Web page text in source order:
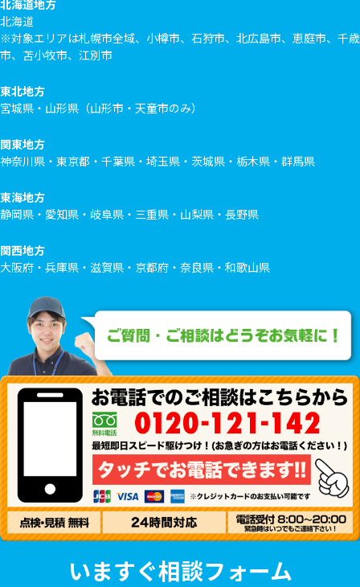
北海道地方
北海道
※対象エリアは札幌市全域、小樽市、石狩市、北広島市、恵庭市、千歳
市、苫小牧市、江別市
東北地方
宮城県・山形県（山形市・天童市のみ）
関東地方
神奈川県・東京都・千葉県・埼玉県・茨城県・栃木県・群馬県
東海地方
静岡県・愛知県・岐阜県・三重県・山梨県・長野県
関西地方
大阪府・兵庫県・滋賀県・京都府・奈良県・和歌山県
いますぐ相談フォーム